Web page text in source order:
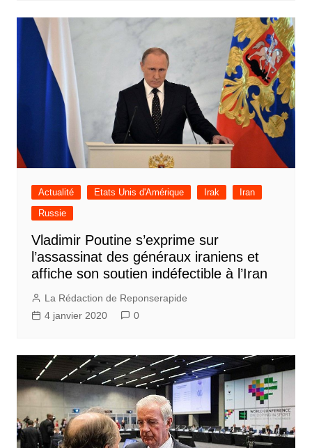
Actualité Etats Unis d'Amérique Irak
Iran
Russie
Vladimir Poutine s’exprime sur
l’assassinat des généraux iraniens et
affiche son soutien indéfectible à l’Iran
La Rédaction de Reponserapide
4 janvier 2020
0